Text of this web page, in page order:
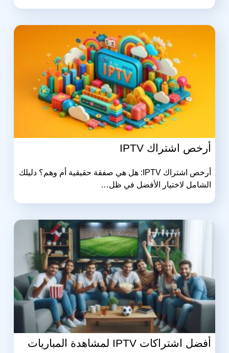
أرخص اشتراك IPTV
أرخص اشتراك IPTV: هل هي صفقة حقيقية أم وهم؟ دليلك
الشامل لاختيار الأفضل في ظل…
أفضل اشتراكات IPTV لمشاهدة المباريات